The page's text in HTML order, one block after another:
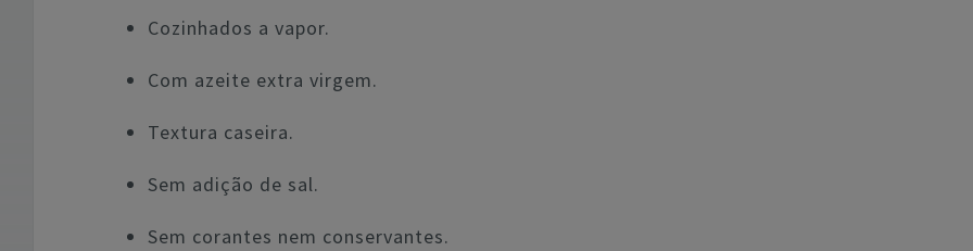
Cozinhados a vapor.
Com azeite extra virgem.
Textura caseira.
Sem adição de sal.
Sem corantes nem conservantes.